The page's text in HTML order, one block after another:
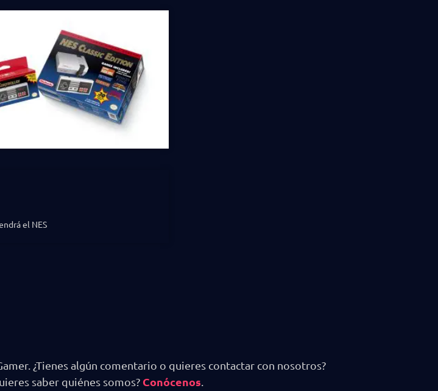
el NES
¿Tienes algún comentario o quieres contactar con nosotros?
saber quiénes somos? Conócenos